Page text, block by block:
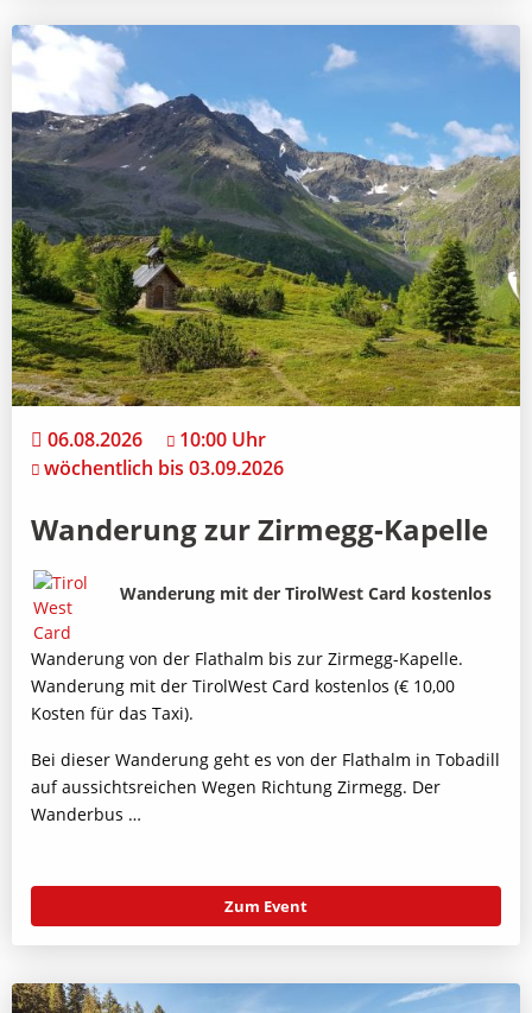
06.08.2026
10:00 Uhr
wöchentlich bis 03.09.2026
Wanderung zur Zirmegg-Kapelle
Bild
Beschreibung
Wanderung mit der TirolWest Card kostenlos
Wanderung von der Flathalm bis zur Zirmegg-Kapelle.
Wanderung mit der TirolWest Card kostenlos (€ 10,00
Kosten für das Taxi).
Bei dieser Wanderung geht es von der Flathalm in Tobadill
auf aussichtsreichen Wegen Richtung Zirmegg. Der
Wanderbus …
Zum Event